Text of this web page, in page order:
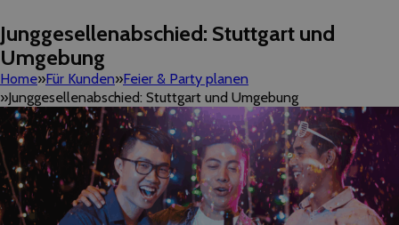
Junggesellenabschied: Stuttgart und
Umgebung
Home Für Kunden Feier & Party planen
Junggesellenabschied: Stuttgart und Umgebung